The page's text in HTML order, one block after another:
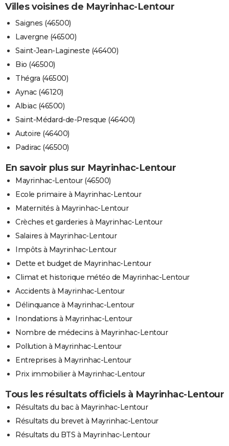
Villes voisines de Mayrinhac-Lentour
Saignes (46500)
Lavergne (46500)
Saint-Jean-Lagineste (46400)
Bio (46500)
Thégra (46500)
Aynac (46120)
Albiac (46500)
Saint-Médard-de-Presque (46400)
Autoire (46400)
Padirac (46500)
En savoir plus sur Mayrinhac-Lentour
Mayrinhac-Lentour (46500)
Ecole primaire à Mayrinhac-Lentour
Maternités à Mayrinhac-Lentour
Crèches et garderies à Mayrinhac-Lentour
Salaires à Mayrinhac-Lentour
Impôts à Mayrinhac-Lentour
Dette et budget de Mayrinhac-Lentour
Climat et historique météo de Mayrinhac-Lentour
Accidents à Mayrinhac-Lentour
Délinquance à Mayrinhac-Lentour
Inondations à Mayrinhac-Lentour
Nombre de médecins à Mayrinhac-Lentour
Pollution à Mayrinhac-Lentour
Entreprises à Mayrinhac-Lentour
Prix immobilier à Mayrinhac-Lentour
Tous les résultats officiels à Mayrinhac-Lentour
Résultats du bac à Mayrinhac-Lentour
Résultats du brevet à Mayrinhac-Lentour
Résultats du BTS à Mayrinhac-Lentour